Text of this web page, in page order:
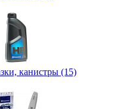
канистры (15)